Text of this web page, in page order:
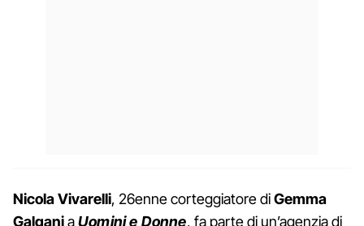
Nicola Vivarelli, 26enne corteggiatore diGemma
GalganiaUomini e Donne, fa parte di un’agenzia di